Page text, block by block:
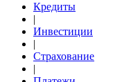
Кредиты
|
Инвестиции
|
Страхование
|